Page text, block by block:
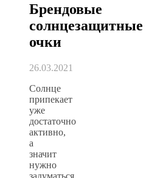
Брендовые
солнцезащитные
очки
26.03.2021
Солнце
припекает
уже
достаточно
активно,
а
значит
нужно
задуматься